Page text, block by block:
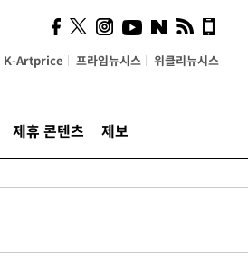
K-Artprice 프라임뉴시스 위클리뉴시스
제휴 콘텐츠 제보
의견, 국토부·LH에 충실히
전달할 것"